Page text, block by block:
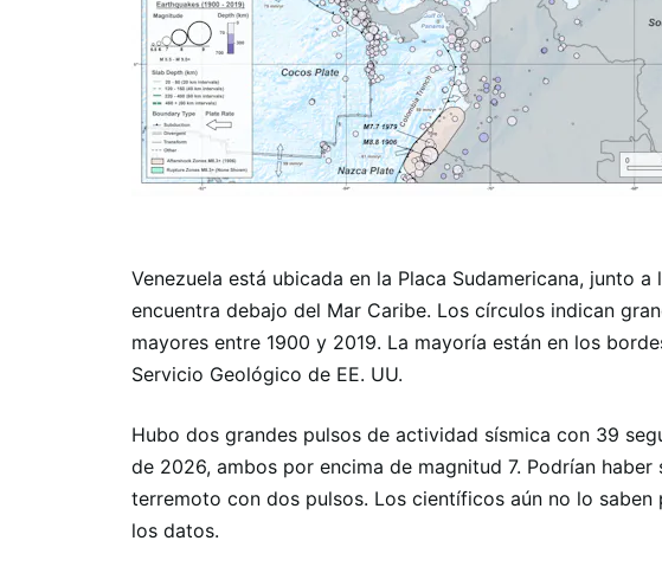
Venezuela está ubicada en la Placa Sudamericana, junto a
encuentra debajo del Mar Caribe. Los círculos indican
mayores entre 1900 y 2019. La mayoría están en los
Servicio Geológico de EE. UU.
Hubo dos grandes pulsos de actividad sísmica con 39
de 2026, ambos por encima de magnitud 7. Podrían
terremoto con dos pulsos. Los científicos aún no lo
los datos.